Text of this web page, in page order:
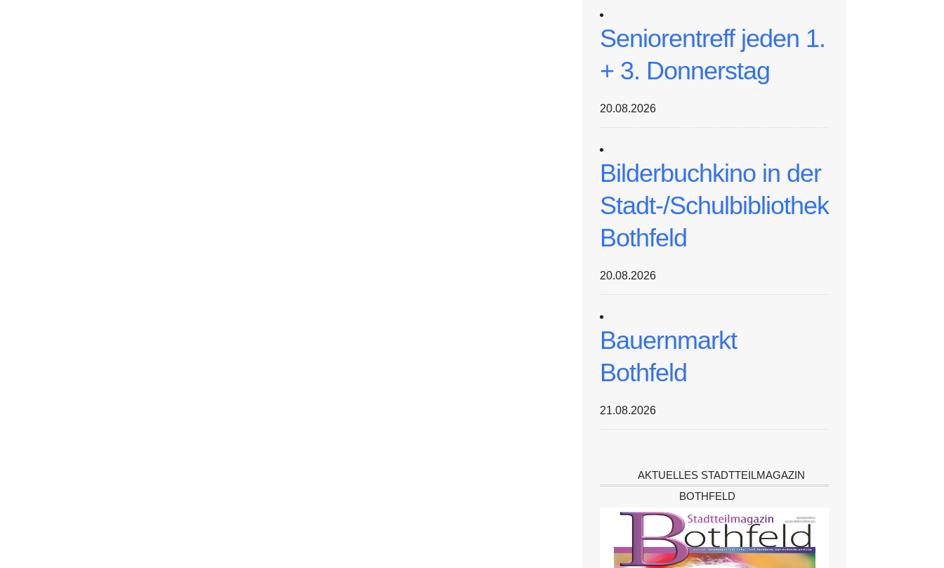
Seniorentreff jeden 1.
+ 3. Donnerstag
20.08.2026
Bilderbuchkino in der
Stadt-/Schulbibliothek
Bothfeld
20.08.2026
Bauernmarkt
Bothfeld
21.08.2026
AKTUELLES STADTTEILMAGAZIN
BOTHFELD